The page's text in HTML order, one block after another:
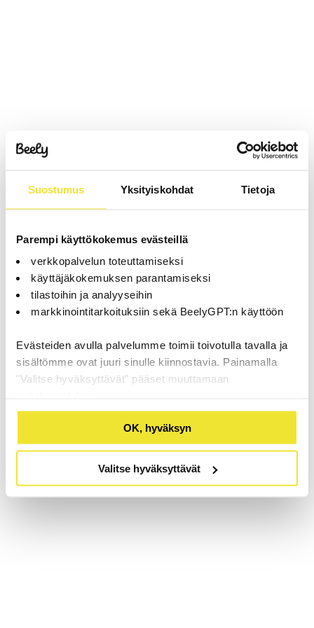
Suostumus Yksityiskohdat Tietoja
Parempi käyttökokemus evästeillä
verkkopalvelun toteuttamiseksi
käyttäjäkokemuksen parantamiseksi
tilastoihin ja analyyseihin
markkinointitarkoituksiin sekä BeelyGPT:n käyttöön
Evästeiden avulla palvelumme toimii toivotulla tavalla ja
sisältömme ovat juuri sinulle kiinnostavia. Painamalla
"Valitse hyväksyttävät" pääset muuttamaan
OK, hyväksyn
Valitse hyväksyttävät